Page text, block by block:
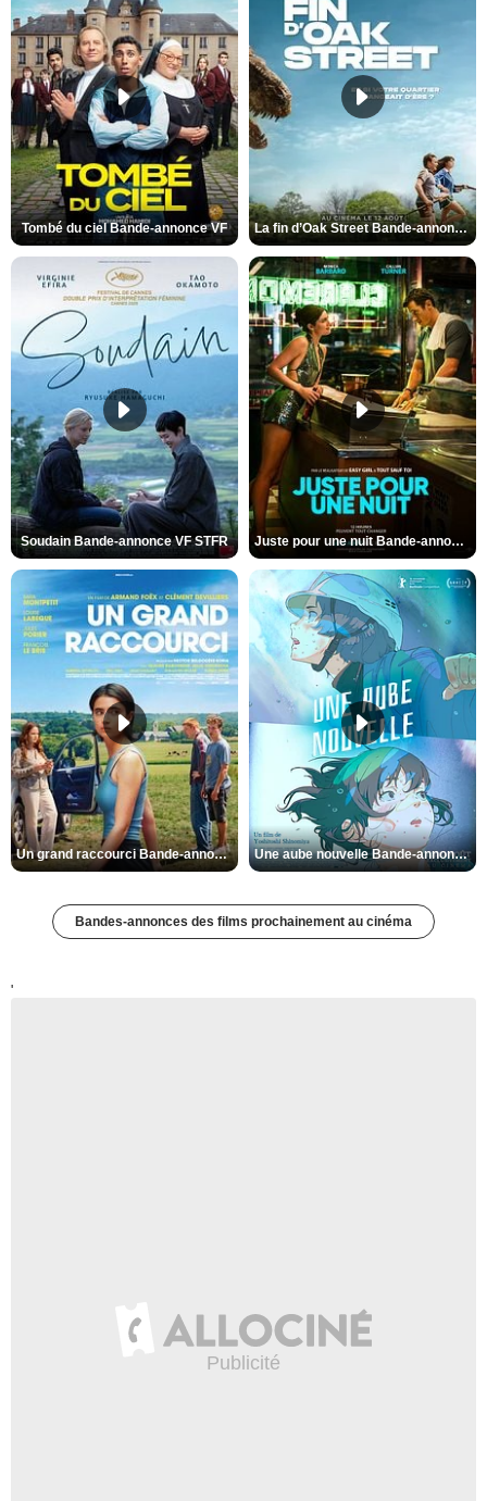
Tombé du ciel Bande-annonce VF La fin d’Oak Street Bande-annonce VO STFR
Soudain Bande-annonce VF STFR Juste pour une nuit Bande-annonce VO STFR
Un grand raccourci Bande-annonce VF Une aube nouvelle Bande-annonce VO STFR
Bandes-annonces des films prochainement au cinéma
'